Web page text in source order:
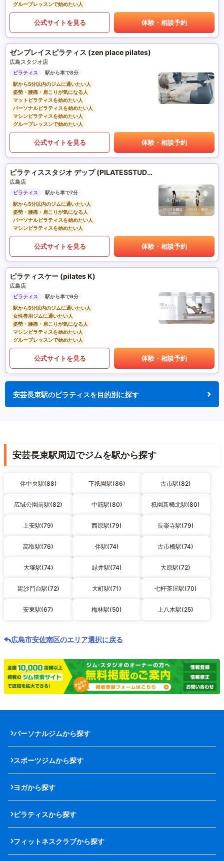
グループレッスンで始めたい人
公式サイトを見る 体験・相談予約
ゼンプレイスピラティス (zen place pilates)
広島スタジオ店
ピラティス
駅から車で8分
駅から5分以内のジムに通いたい人
姿勢・腰痛・肩こりが気になる人
マットピラティスを始めたい人
パーソナルピラティスを始めたい人
マシンピラティスを始めたい人
グループレッスンで始めたい人
公式サイトを見る 体験・相談予約
ピラティススタジオ デップ (PILATESSTUDIO DEP)
広島店
ピラティス
駅から車で7分
駅から5分以内のジムに通いたい人
姿勢・腰痛・肩こりが気になる人
パーソナルピラティスを始めたい人
マシンピラティスを始めたい人
公式サイトを見る 体験・相談予約
ピラティスケー (pilates K)
広島店
ピラティス
駅から車で9分
駅から5分以内のジムに通いたい人
女性専用ジムに通いたい人
姿勢・腰痛・肩こりが気になる人
マシンピラティスを始めたい人
グループレッスンで始めたい人
公式サイトを見る 体験・相談予約
安芸長束駅のピラティスを目的別に探す
安芸長束駅周辺でジムを駅から探す
伴中央駅(88) 下祇園駅(86) 古市駅(82)
広域公園前駅(82) 中筋駅(80) 祇園新橋北駅(80)
上安駅(79) 西原駅(79) 長楽寺駅(79)
高取駅(76) 伴駅(74) 古市橋駅(74)
大塚駅(74) 緑井駅(74) 大原駅(72)
毘沙門台駅(72) 大町駅(71) 七軒茶屋駅(70)
安東駅(67) 梅林駅(50) 上八木駅(25)
広島市安佐南区のエリア選択に戻る
パーソナルジムから探す
スポーツジムから探す
ヨガから探す
ピラティスから探す
フィットネスクラブから探す